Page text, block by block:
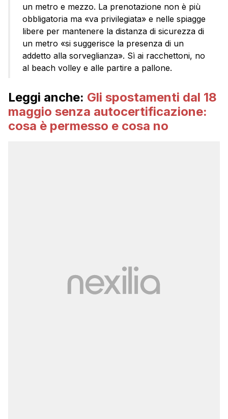
un metro e mezzo. La prenotazione non è più
obbligatoria ma «va privilegiata» e nelle spiagge
libere per mantenere la distanza di sicurezza di
un metro «si suggerisce la presenza di un
addetto alla sorveglianza». Sì ai racchettoni, no
al beach volley e alle partire a pallone.
Leggi anche: Gli spostamenti dal 18
maggio senza autocertificazione:
cosa è permesso e cosa no